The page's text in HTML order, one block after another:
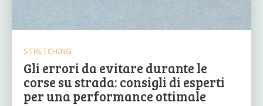
STRETCHING
Gli errori da evitare durante le
corse su strada: consigli di esperti
per una performance ottimale